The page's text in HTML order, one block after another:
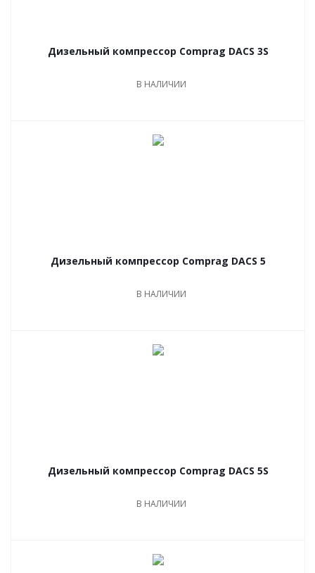
Дизельный компрессор Comprag DACS 3S
В НАЛИЧИИ
Дизельный компрессор Comprag DACS 5
В НАЛИЧИИ
Дизельный компрессор Comprag DACS 5S
В НАЛИЧИИ